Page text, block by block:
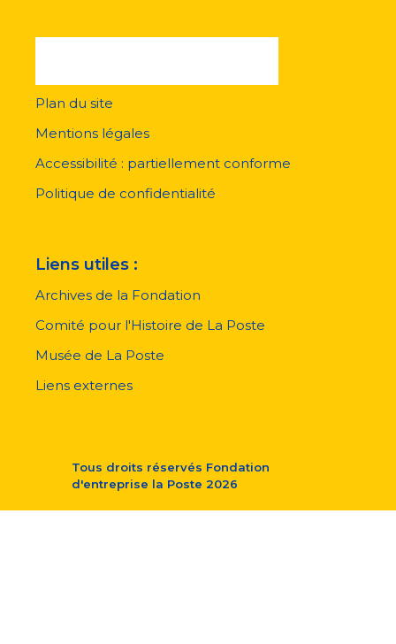
pied
page
Plan du site
Mentions légales
Accessibilité : partiellement conforme
Politique de confidentialité
Liens utiles :
Archives de la Fondation
Comité pour l'Histoire de La Poste
Musée de La Poste
Liens externes
Tous droits réservés Fondation
d'entreprise la Poste 2026